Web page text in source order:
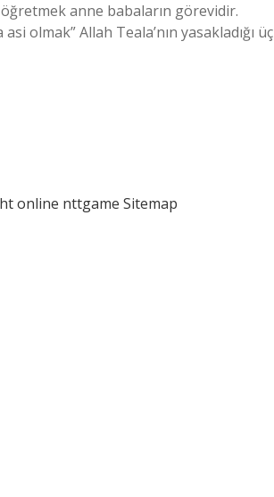
anne babaların görevidir.
olmak” Allah Teala’nın yasakladığı üç
online nttgame Sitemap